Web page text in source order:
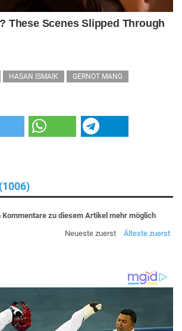
HASAN ISMAIK
GERNOT MANG
Kommentare zu diesem Artikel mehr möglich
Neueste zuerst
Älteste zuerst